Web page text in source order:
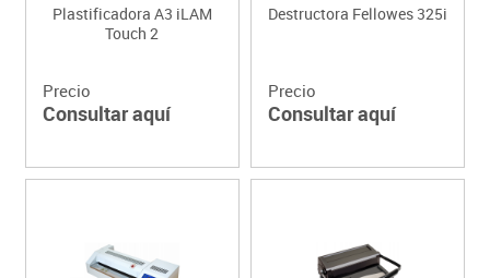
Plastificadora A3 iLAM
Touch 2
Precio
Consultar aquí
Destructora Fellowes 325i
Precio
Consultar aquí